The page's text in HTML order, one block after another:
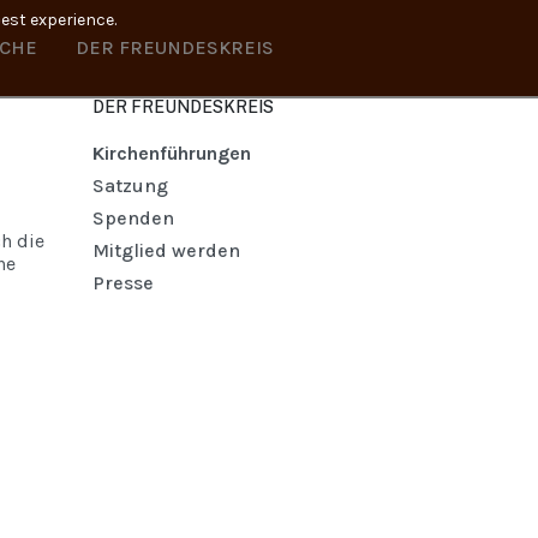
DER FREUNDESKREIS
die
DER FREUNDESKREIS
Kirchenführungen
Satzung
Spenden
Mitglied werden
Presse
experience.